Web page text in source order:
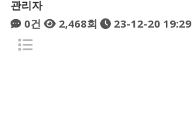
관리자
0건
2,468회 23-12-20 19:29